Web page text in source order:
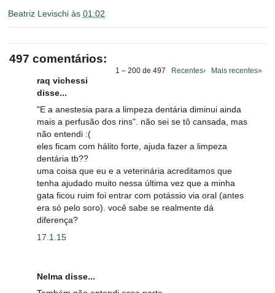
Beatriz Levischi às 01:02
497 comentários:
1 – 200 de 497 Recentes› Mais recentes»
raq vichessi
disse...
"E a anestesia para a limpeza dentária diminui ainda
mais a perfusão dos rins". não sei se tô cansada, mas
não entendi :(
eles ficam com hálito forte, ajuda fazer a limpeza
dentária tb??
uma coisa que eu e a veterinária acreditamos que
tenha ajudado muito nessa última vez que a minha
gata ficou ruim foi entrar com potássio via oral (antes
era só pelo soro). você sabe se realmente dá
diferença?
17.1.15
Nelma disse...